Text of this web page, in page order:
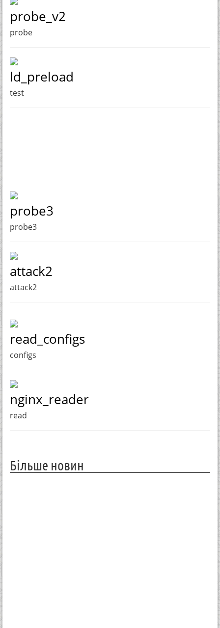
probe_v2
probe
ld_preload
test
probe3
probe3
attack2
attack2
read_configs
configs
nginx_reader
read
Більше новин